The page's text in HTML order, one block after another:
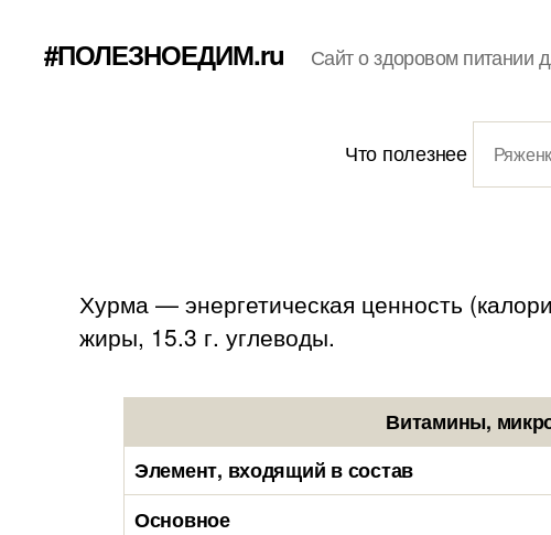
#ПОЛЕЗНОЕДИМ.ru Сайт о здоровом питании
Что полезнее
Хурма — энергетическая ценность
жиры, 15.3 г. углеводы.
Витамины,
Элемент, входящий в состав
Основное